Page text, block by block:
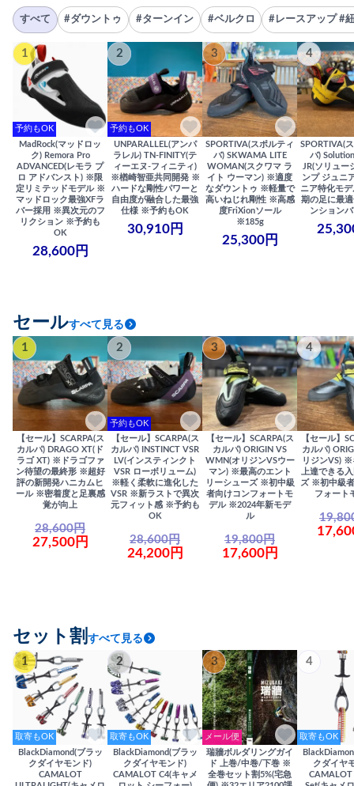
すべて #ダウントゥ #ターンイン #ベルクロ #レースアップ #
1
予約もOK
MadRock(マッドロッ
ク) Remora Pro
ADVANCED(レモラ プ
ロ アドバンスト) ※限
定リミテッドモデル ※
マッドロック最強XFラ
バー採用 ※異次元のフ
リクション ※予約も
OK
28,600円
2
予約もOK
UNPARALLEL(アンパ
ラレル) TN-FINITY(テ
ィーエヌ-フィニティ)
※楢崎智亜共同開発 ※
ハードな剛性パワーと
自由度が融合した最強
仕様 ※予約もOK
30,910円
3
SPORTIVA(スポルティ
バ) SKWAMA LITE
WOMAN(スクワマ ラ
イト ウーマン) ※適度
なダウントゥ ※軽量で
高いねじれ剛性 ※高感
度FriXionソール
※185g
25,300円
4
SPORTIVA(
バ)
JR(ソリュー
ンプ ジュニ
ニア特化モ
期の足に最
ンション
セールすべて見る
1
【セール】SCARPA(ス
カルパ) DRAGO XT(ド
ラゴ XT) ※ドラゴファ
ン待望の最終形 ※超好
評の新開発ハニカムヒ
ール ※密着度と足裏感
覚が向上
28,600円
27,500円
2
予約もOK
【セール】SCARPA(ス
カルパ) INSTINCT VSR
LV(インスティンクト
VSR ローボリューム)
※軽く柔軟に進化した
VSR ※新ラストで異次
元フィット感 ※予約も
OK
28,600円
24,200円
3
【セール】SCARPA(ス
カルパ) ORIGIN VS
WMN(オリジンVSウー
マン) ※最高のエント
リーシューズ ※初中級
者向けコンフォートモ
デル ※2024年新モデ
ル
19,800円
17,600円
4
【セール】
カルパ)
リジンVS) ※
上達できる
ズ ※初中級
フォート
セット割 すべて見る
1
取寄もOK
BlackDiamond(ブラッ
クダイヤモンド)
CAMALOT
2
取寄もOK
BlackDiamond(ブラッ
クダイヤモンド)
CAMALOT C4(キャメ
3
メール便
瑞牆ボルダリングガイ
ド 上巻/中巻/下巻 ※
全巻セット割5%(宅急
4
取寄もOK
クダイヤ